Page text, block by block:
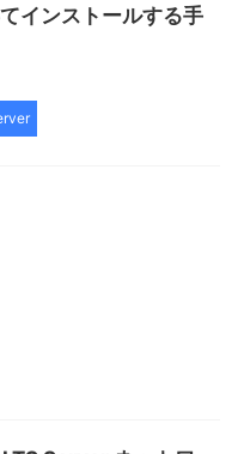
インストールする手